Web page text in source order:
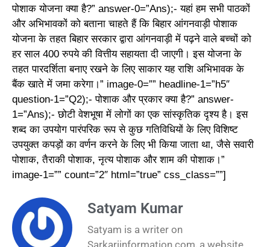
पोशाक योजना क्या है?” answer-0=”Ans);- यहां हम सभी पाठकों
और अभिभावकों को बताना चाहते हैं कि बिहार आंगनवाड़ी पोशाक
योजना के तहत बिहार सरकार द्वारा आंगनवाड़ी में पढ़ने वाले बच्चों को
हर साल 400 रुपये की वित्तीय सहायता दी जाएगी। इस योजना के
तहत पारदर्शिता बनाए रखने के लिए साकार यह राशि अभिभावक के
बैंक खाते में जमा करेगा।” image-0=”” headline-1=”h5″
question-1=”Q2);- पोशाक और प्रकार क्या है?” answer-
1=”Ans);- छोटी वेशभूषा में लोगों का एक सांस्कृतिक दृश्य है। इस
शब्द का उपयोग पारंपरिक रूप से कुछ गतिविधियों के लिए विशिष्ट
उपयुक्त कपड़ों का वर्णन करने के लिए भी किया जाता था, जैसे सवारी
पोशाक, तैराकी पोशाक, नृत्य पोशाक और शाम की पोशाक।”
image-1=”” count=”2″ html=”true” css_class=””]
Satyam Kumar
Satyam is a writer on